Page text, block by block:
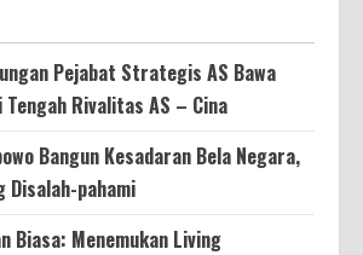
Pejabat Strategis AS Bawa
Rivalitas AS – Cina
Bangun Kesadaran Bela Negara,
Disalah-pahami
Biasa: Menemukan Living